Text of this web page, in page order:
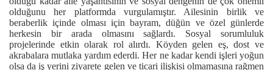
olduğunu her platformda vurgulamıştır. Ailesinin birlik ve
beraberlik içinde olması için bayram, düğün ve özel günlerde
herkesin bir arada olmasını sağlardı. Sosyal sorumluluk
projelerinde etkin olarak rol alırdı. Köyden gelen eş, dost ve
akrabalara mutlaka yardım ederdi. Her ne kadar kendi işleri yoğun
olsa da iş yerini ziyarete gelen ve ticari ilişkisi olmamasına rağmen